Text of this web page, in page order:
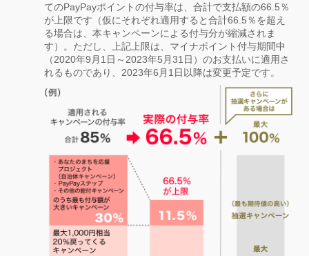
てのPayPayポイントの付与率は、合計で支払額の66.5％
が上限です（仮にそれぞれ適用すると合計66.5％を超え
る場合は、本キャンペーンによる付与分が縮減されま
す）。ただし、上記上限は、マイナポイント付与期間中
（2020年9月1日～2023年5月31日）のお支払いに適用さ
れるものであり、2023年6月1日以降は変更予定です。